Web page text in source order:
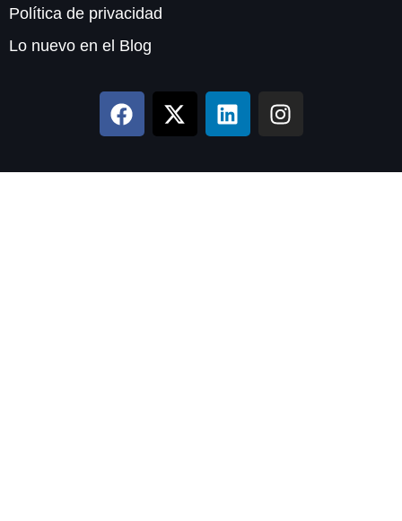
Política de privacidad
Lo nuevo en el Blog